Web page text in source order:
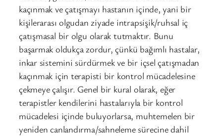
kaçınmak ve çatışmayı hastanın içinde, yani bir
kişilerarası olgudan ziyade intrapsişik/ruhsal iç
çatışmasal bir olgu olarak tutmaktır. Bunu
başarmak oldukça zordur, çünkü bağımlı hastalar,
inkar sistemini sürdürmek ve bir içsel çatışmadan
kaçınmak için terapisti bir kontrol mücadelesine
çekmeye çalışır. Genel bir kural olarak, eğer
terapistler kendilerini hastalarıyla bir kontrol
mücadelesi içinde buluyorlarsa, muhtemelen bir
yeniden canlandırma/sahneleme sürecine dahil